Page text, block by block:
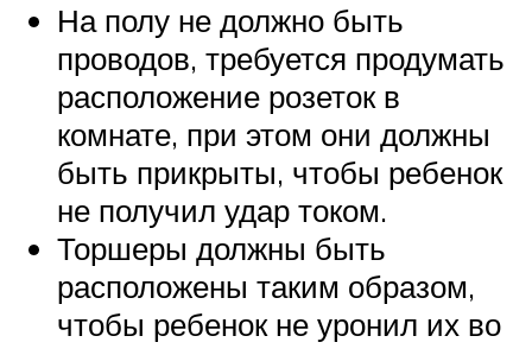
На полу не должно быть
проводов, требуется продумать
расположение розеток в
комнате, при этом они должны
быть прикрыты, чтобы ребенок
не получил удар током.
Торшеры должны быть
расположены таким образом,
чтобы ребенок не уронил их во